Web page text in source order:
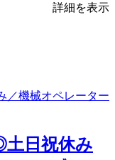
詳細を表示
日祝休み